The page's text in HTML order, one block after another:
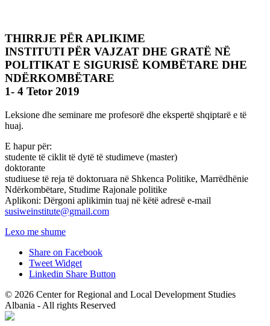
THIRRJE PËR APLIKIME
INSTITUTI PËR VAJZAT DHE GRATË NË
POLITIKAT E SIGURISË KOMBËTARE DHE
NDËRKOMBËTARE
1- 4 Tetor 2019
Leksione dhe seminare me profesorë dhe ekspertë shqiptarë e të
huaj.
E hapur për:
studente të ciklit të dytë të studimeve (master)
doktorante
studiuese të reja të doktoruara në Shkenca Politike, Marrëdhënie
Ndërkombëtare, Studime Rajonale politike
Aplikoni: Dërgoni aplikimin tuaj në këtë adresë e-mail
susiweinstitute@gmail.com
Lexo me shume
Share on Facebook
Tweet Widget
Linkedin Share Button
© 2026 Center for Regional and Local Development Studies
Albania - All rights Reserved